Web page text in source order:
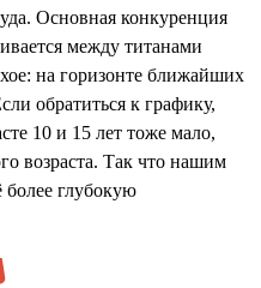
Основная конкуренция
между титанами
на горизонте ближайших
обратиться к графику,
10 и 15 лет тоже мало,
возраста. Так что нашим
глубокую